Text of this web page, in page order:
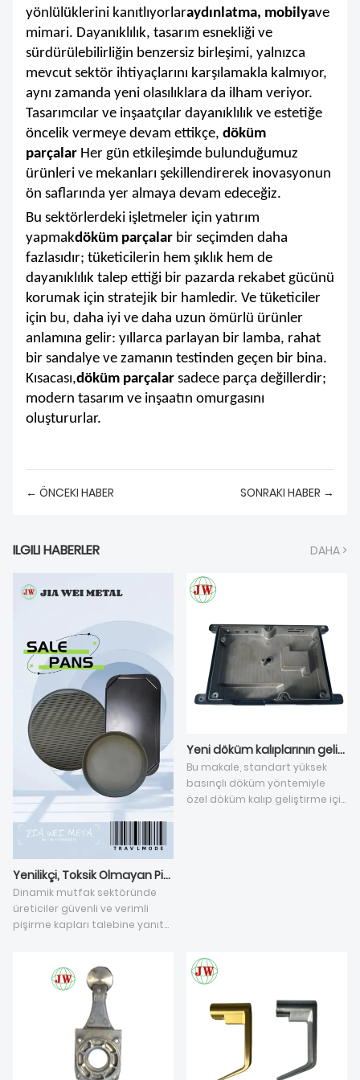
yönlülüklerini kanıtlıyorlaraydınlatma, mobilyave
mimari. Dayanıklılık, tasarım esnekliği ve
sürdürülebilirliğin benzersiz birleşimi, yalnızca
mevcut sektör ihtiyaçlarını karşılamakla kalmıyor,
aynı zamanda yeni olasılıklara da ilham veriyor.
Tasarımcılar ve inşaatçılar dayanıklılık ve estetiğe
öncelik vermeye devam ettikçe, döküm
parçalar Her gün etkileşimde bulunduğumuz
ürünleri ve mekanları şekillendirerek inovasyonun
ön saflarında yer almaya devam edeceğiz.
Bu sektörlerdeki işletmeler için yatırım
yapmakdöküm parçalar bir seçimden daha
fazlasıdır; tüketicilerin hem şıklık hem de
dayanıklılık talep ettiği bir pazarda rekabet gücünü
korumak için stratejik bir hamledir. Ve tüketiciler
için bu, daha iyi ve daha uzun ömürlü ürünler
anlamına gelir: yıllarca parlayan bir lamba, rahat
bir sandalye ve zamanın testinden geçen bir bina.
Kısacası,döküm parçalar sadece parça değillerdir;
modern tasarım ve inşaatın omurgasını
oluştururlar.
← ÖNCEKI HABER SONRAKI HABER →
ILGILI HABERLER DAHA >
Yenilikçi, Toksik Olmayan Pişirme Gereçleri, Mutfak Deneyiminde Devrim Yaratıyor
Dinamik mutfak sektöründe
üreticiler güvenli ve verimli
pişirme kapları talebine yanıt
yanı sıra barbekü aksesuarları
ve Teflon tavalar da ön
planda. En iyi toksik olmayan
yapışmaz tava arayışı devrim
niteliğinde ilerlemelere yol açtı.
Şirketimiz bu yüke dayanıklılık,
güvenlik ve performans sunan
Yeni döküm kalıplarının geliştirilmesi için gereken süre ne kadardır?
Bu makale, standart yüksek
basınçlı döküm yöntemiyle
özel döküm kalıp geliştirme için
işleme payına bağlı olarak 25
ila 60 iş günü arasında
ve çapak gibi çözülmemiş
toplu döküm kusurları,
düzeltmelerini gerektirir ve
teslimat sürelerini önemli